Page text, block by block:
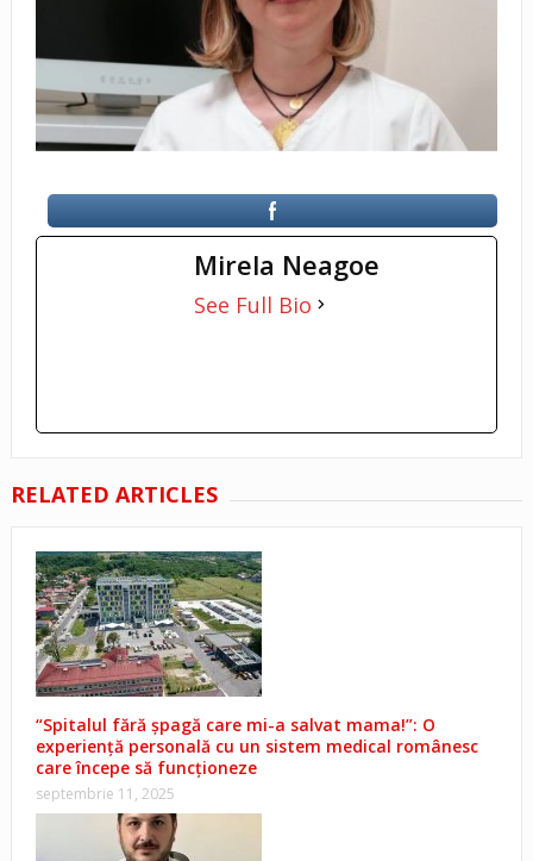
Mirela Neagoe
See Full Bio
RELATED ARTICLES
“Spitalul fără șpagă care mi-a salvat mama!”: O
experiență personală cu un sistem medical românesc
care începe să funcționeze
septembrie 11, 2025